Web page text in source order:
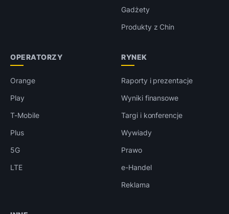
Gadżety
Produkty z Chin
OPERATORZY
Orange
Play
T-Mobile
Plus
5G
LTE
RYNEK
Raporty i prezentacje
Wyniki finansowe
Targi i konferencje
Wywiady
Prawo
e-Handel
Reklama